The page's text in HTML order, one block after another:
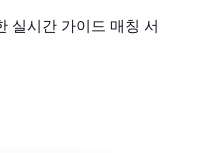
실시간 가이드 매칭 서